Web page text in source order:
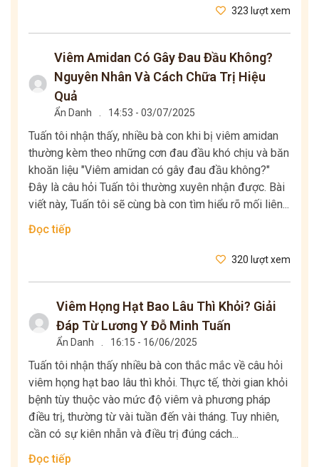
323 lượt xem
Viêm Amidan Có Gây Đau Đầu Không?
Nguyên Nhân Và Cách Chữa Trị Hiệu
Quả
Ẩn Danh 14:53 - 03/07/2025
Tuấn tôi nhận thấy, nhiều bà con khi bị viêm amidan
thường kèm theo những cơn đau đầu khó chịu và băn
khoăn liệu "Viêm amidan có gây đau đầu không?"
Đây là câu hỏi Tuấn tôi thường xuyên nhận được. Bài
viết này, Tuấn tôi sẽ cùng bà con tìm hiểu rõ mối liên...
Đọc tiếp
320 lượt xem
Viêm Họng Hạt Bao Lâu Thì Khỏi? Giải
Đáp Từ Lương Y Đỗ Minh Tuấn
Ẩn Danh 16:15 - 16/06/2025
Tuấn tôi nhận thấy nhiều bà con thắc mắc về câu hỏi
viêm họng hạt bao lâu thì khỏi. Thực tế, thời gian khỏi
bệnh tùy thuộc vào mức độ viêm và phương pháp
điều trị, thường từ vài tuần đến vài tháng. Tuy nhiên,
cần có sự kiên nhẫn và điều trị đúng cách...
Đọc tiếp